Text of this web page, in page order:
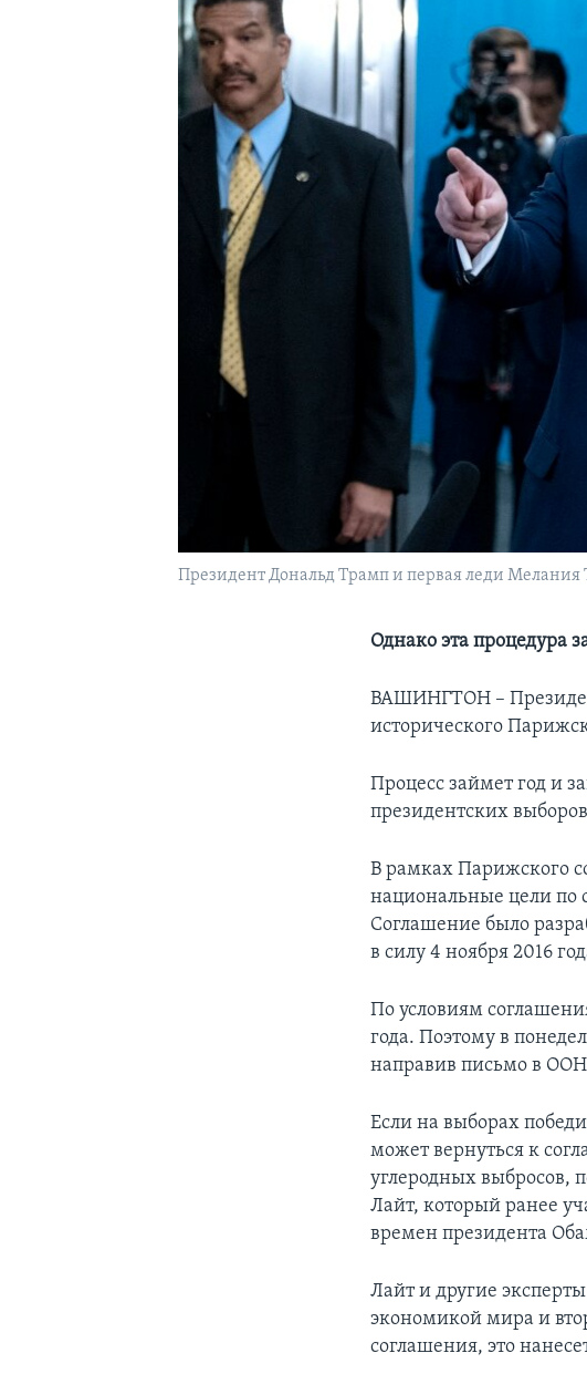
Президент Дональд Трамп и первая леди Мелания
Однако эта процедура
ВАШИНГТОН –
исторического
Процесс займет год и
президентских
В рамках Парижского
национальные цели по
Соглашение было
в силу 4 ноября 2016
По условиям
года. Поэтому в
направив письмо в
Если на выборах
может вернуться к
углеродных выбросов,
Лайт, который ранее
времен президента
Лайт и другие
экономикой мира и
соглашения, это